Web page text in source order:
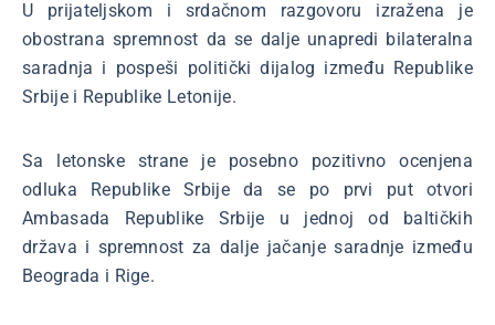
U prijateljskom i srdačnom razgovoru izražena je
obostrana spremnost da se dalje unapredi bilateralna
saradnja i pospeši politički dijalog između Republike
Srbije i Republike Letonije.
Sa letonske strane je posebno pozitivno ocenjena
odluka Republike Srbije da se po prvi put otvori
Ambasada Republike Srbije u jednoj od baltičkih
država i spremnost za dalje jačanje saradnje između
Beograda i Rige.